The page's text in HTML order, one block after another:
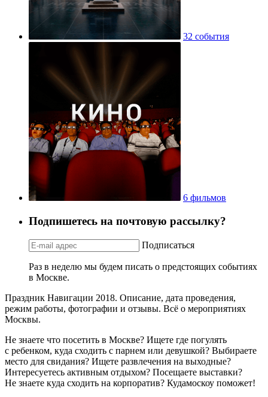
32 события
6 фильмов
Подпишетесь на почтовую рассылку?
Подписаться
Раз в неделю мы будем писать о предстоящих событиях
в Москве.
Праздник Навигации 2018. Описание, дата проведения,
режим работы, фотографии и отзывы. Всё о мероприятиях
Москвы.
Не знаете что посетить в Москве? Ищете где погулять
с ребенком, куда сходить с парнем или девушкой? Выбираете
место для свидания? Ищете развлечения на выходные?
Интересуетесь активным отдыхом? Посещаете выставки?
Не знаете куда сходить на корпоратив? Кудамоскоу поможет!